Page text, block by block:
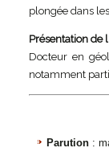
plongée dans
Présentation de
Docteur en
notamment
Parution :